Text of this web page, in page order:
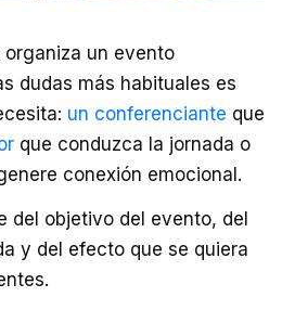
organiza un evento
dudas más habituales es
un conferenciante que
que conduzca la jornada o
conexión emocional.
del objetivo del evento, del
y del efecto que se quiera